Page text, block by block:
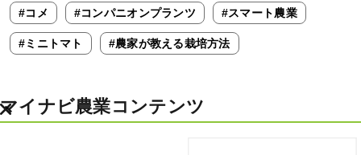
#コメ #コンパニオンプランツ #スマート農業
#ミニトマト #農家が教える栽培方法
マイナビ農業コンテンツ